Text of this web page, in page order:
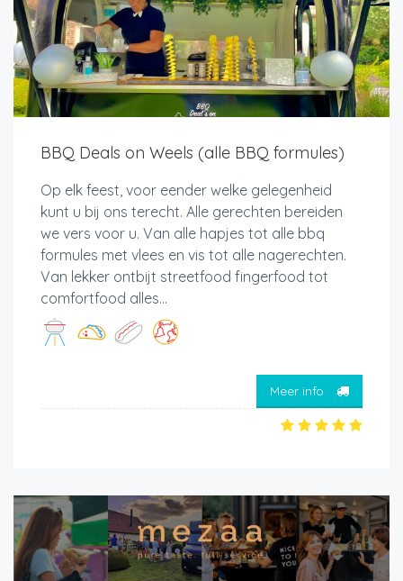
BBQ Deals on Weels (alle BBQ formules)
Op elk feest, voor eender welke gelegenheid
kunt u bij ons terecht. Alle gerechten bereiden
we vers voor u. Van alle hapjes tot alle bbq
formules met vlees en vis tot alle nagerechten.
Van lekker ontbijt streetfood fingerfood tot
comfortfood alles...
Meer info